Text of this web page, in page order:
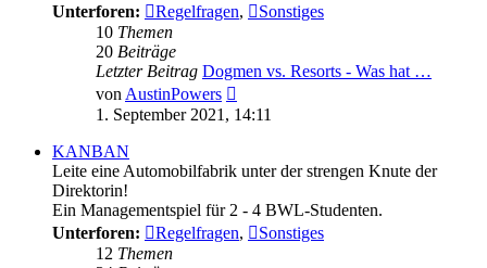
Unterforen:
Regelfragen,
Sonstiges
10 Themen
20 Beiträge
Letzter Beitrag Dogmen vs. Resorts - Was hat …
vonAustinPowers
Beitrag
1. September 2021, 14:11
KANBAN
Leite eine Automobilfabrik unter der strengen Knute der
Direktorin!
Ein Managementspiel für 2 - 4 BWL-Studenten.
Unterforen:
Regelfragen,
Sonstiges
12 Themen